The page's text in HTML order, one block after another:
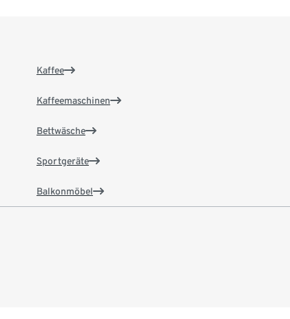
Kaffee
Kaffeemaschinen
Bettwäsche
Sportgeräte
Balkonmöbel